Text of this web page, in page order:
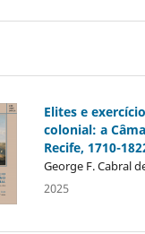
Elites e
colonial: a
Recife, 1710-
George F. Cabral
2025